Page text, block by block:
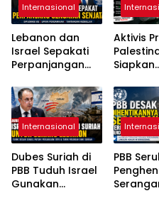
Internasional
Lebanon dan
Israel Sepakati
Perpanjangan
Senjata Selama
Tiga Minggu
Aktivis
Siapkan
Menuju
Internasional
Dubes Suriah di
PBB Tuduh Israel
Gunakan
PBB